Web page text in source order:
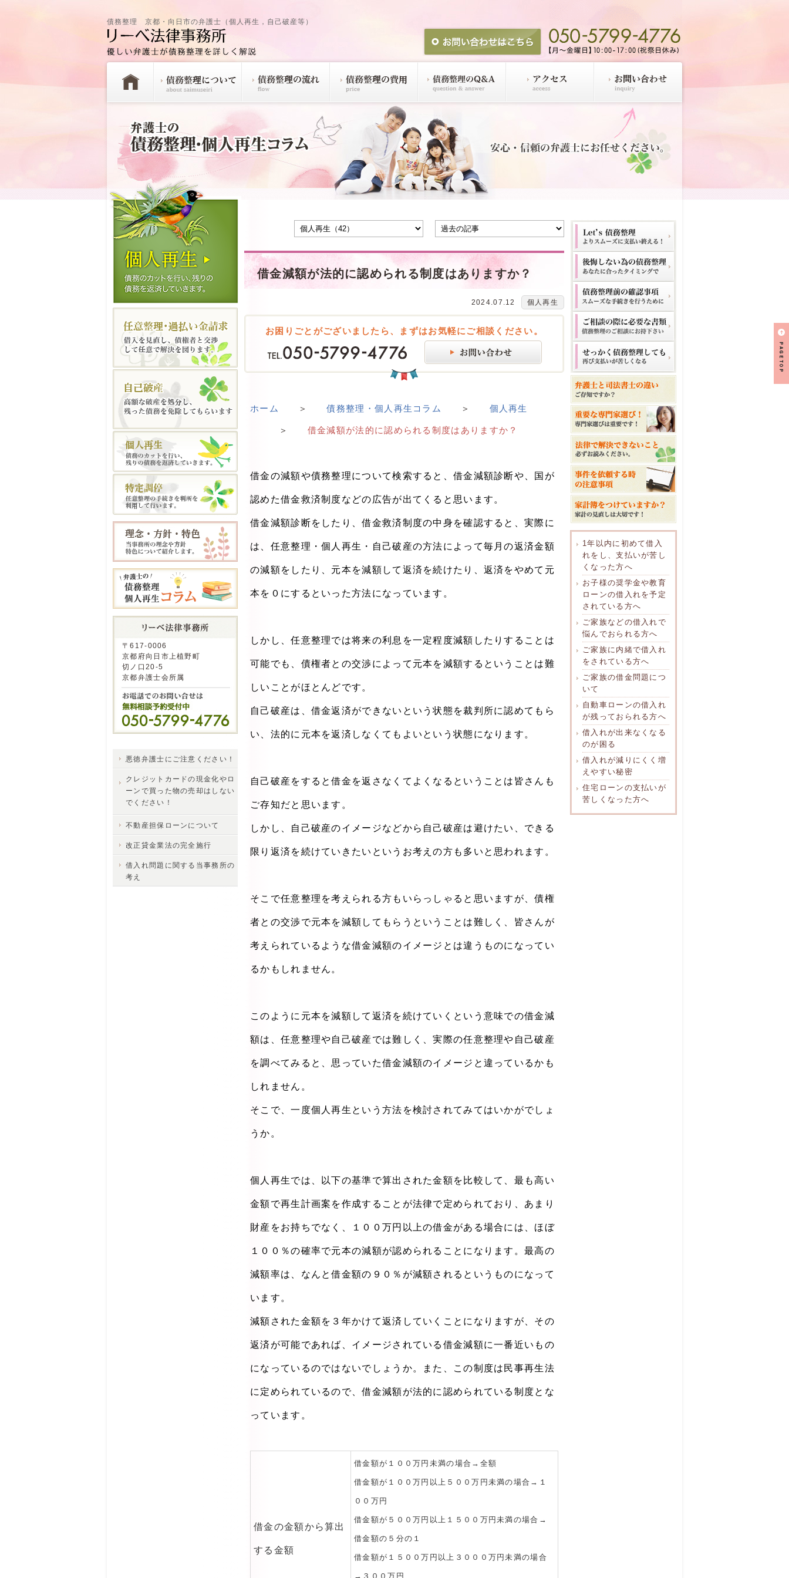
債務整理 京都・向日市の弁護士（個人再生，自己破産等）
〒617-0006
京都府向日市上植野町
切ノ口20-5
京都弁護士会所属
悪徳弁護士にご注意ください！
クレジットカードの現金化やロ
ーンで買った物の売却はしない
でください！
不動産担保ローンについて
改正貸金業法の完全施行
借入れ問題に関する当事務所の
考え
借金減額が法的に認められる制度はありますか？
2024.07.12 個人再生
お困りごとがございましたら、まずはお気軽にご相談ください。
ホーム ＞債務整理・個人再生コラム ＞ 個人再生
＞ 借金減額が法的に認められる制度はありますか？
借金の減額や債務整理について検索すると、借金減額診断や、国が
認めた借金救済制度などの広告が出てくると思います。
借金減額診断をしたり、借金救済制度の中身を確認すると、実際に
は、任意整理・個人再生・自己破産の方法によって毎月の返済金額
の減額をしたり、元本を減額して返済を続けたり、返済をやめて元
本を０にするといった方法になっています。
しかし、任意整理では将来の利息を一定程度減額したりすることは
可能でも、債権者との交渉によって元本を減額するということは難
しいことがほとんどです。
自己破産は、借金返済ができないという状態を裁判所に認めてもら
い、法的に元本を返済しなくてもよいという状態になります。
自己破産をすると借金を返さなくてよくなるということは皆さんも
ご存知だと思います。
しかし、自己破産のイメージなどから自己破産は避けたい、できる
限り返済を続けていきたいというお考えの方も多いと思われます。
そこで任意整理を考えられる方もいらっしゃると思いますが、債権
者との交渉で元本を減額してもらうということは難しく、皆さんが
考えられているような借金減額のイメージとは違うものになってい
るかもしれません。
このように元本を減額して返済を続けていくという意味での借金減
額は、任意整理や自己破産では難しく、実際の任意整理や自己破産
を調べてみると、思っていた借金減額のイメージと違っているかも
しれません。
そこで、一度個人再生という方法を検討されてみてはいかがでしょ
うか。
個人再生では、以下の基準で算出された金額を比較して、最も高い
金額で再生計画案を作成することが法律で定められており、あまり
財産をお持ちでなく、１００万円以上の借金がある場合には、ほぼ
１００％の確率で元本の減額が認められることになります。最高の
減額率は、なんと借金額の９０％が減額されるというものになって
います。
減額された金額を３年かけて返済していくことになりますが、その
返済が可能であれば、イメージされている借金減額に一番近いもの
になっているのではないでしょうか。また、この制度は民事再生法
に定められているので、借金減額が法的に認められている制度とな
っています。
借金の金額から算出
する金額
借金額が１００万円未満の場合→全額
借金額が１００万円以上５００万円未満の場合→１
００万円
借金額が５００万円以上１５００万円未満の場合→
借金額の５分の１
借金額が１５００万円以上３０００万円未満の場合
→３００万円
1年以内に初めて借入
れをし、支払いが苦し
くなった方へ
お子様の奨学金や教育
ローンの借入れを予定
されている方へ
ご家族などの借入れで
悩んでおられる方へ
ご家族に内緒で借入れ
をされている方へ
ご家族の借金問題につ
いて
自動車ローンの借入れ
が残っておられる方へ
借入れが出来なくなる
のが困る
借入れが減りにくく増
えやすい秘密
住宅ローンの支払いが
苦しくなった方へ